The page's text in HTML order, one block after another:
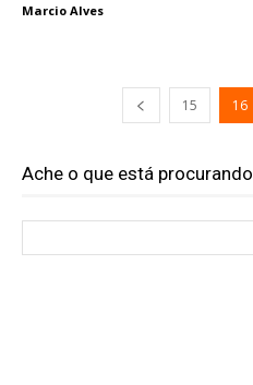
Marcio Alves
15 16
Ache o que está procurando